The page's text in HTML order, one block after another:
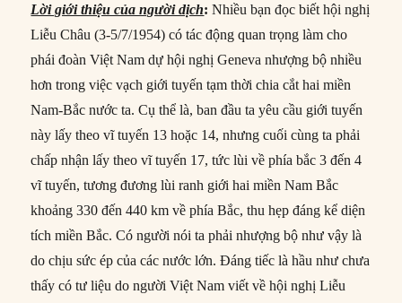
Lời giới thiệu của người dịch: Nhiều bạn đọc biết hội nghị
Liễu Châu (3-5/7/1954) có tác động quan trọng làm cho
phái đoàn Việt Nam dự hội nghị Geneva nhượng bộ nhiều
hơn trong việc vạch giới tuyến tạm thời chia cắt hai miền
Nam-Bắc nước ta. Cụ thể là, ban đầu ta yêu cầu giới tuyến
này lấy theo vĩ tuyến 13 hoặc 14, nhưng cuối cùng ta phải
chấp nhận lấy theo vĩ tuyến 17, tức lùi về phía bắc 3 đến 4
vĩ tuyến, tương đương lùi ranh giới hai miền Nam Bắc
khoảng 330 đến 440 km về phía Bắc, thu hẹp đáng kể diện
tích miền Bắc. Có người nói ta phải nhượng bộ như vậy là
do chịu sức ép của các nước lớn. Đáng tiếc là hầu như chưa
thấy có tư liệu do người Việt Nam viết về hội nghị Liễu